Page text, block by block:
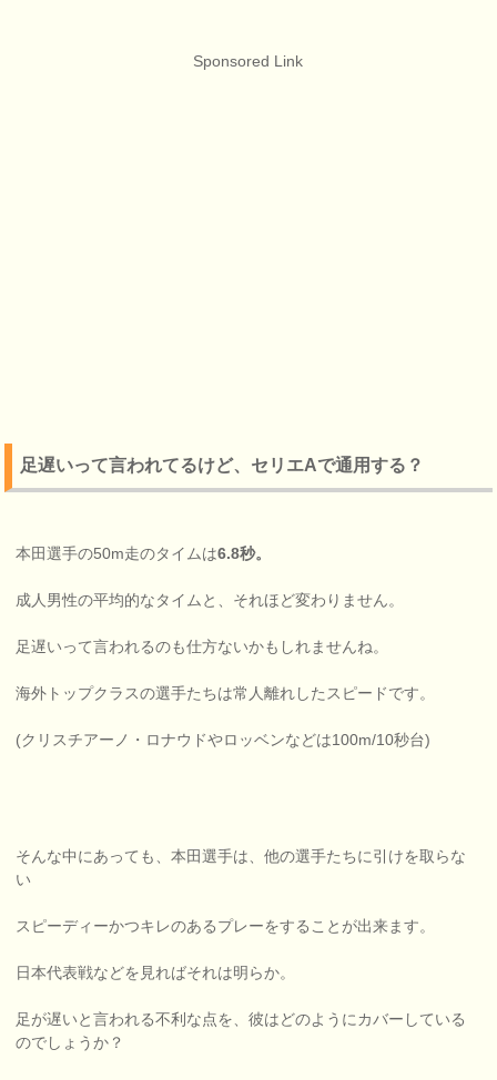
Sponsored Link
足遅いって言われてるけど、セリエAで通用する？
本田選手の50m走のタイムは6.8秒。
成人男性の平均的なタイムと、それほど変わりません。
足遅いって言われるのも仕方ないかもしれませんね。
海外トップクラスの選手たちは常人離れしたスピードです。
(クリスチアーノ・ロナウドやロッベンなどは100m/10秒台)
そんな中にあっても、本田選手は、他の選手たちに引けを取らな
い
スピーディーかつキレのあるプレーをすることが出来ます。
日本代表戦などを見ればそれは明らか。
足が遅いと言われる不利な点を、彼はどのようにカバーしている
のでしょうか？